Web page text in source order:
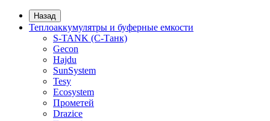
Назад
Теплоаккумулятры и буферные емкости
S-TANK (С-Танк)
Gecon
Hajdu
SunSystem
Tesy
Ecosystem
Прометей
Drazice